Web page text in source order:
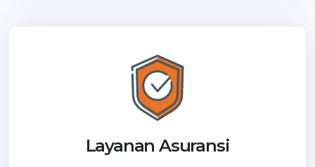
Layanan Asuransi